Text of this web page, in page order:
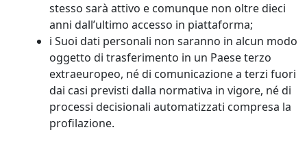
stesso sarà attivo e comunque non oltre dieci
anni dall’ultimo accesso in piattaforma;
i Suoi dati personali non saranno in alcun modo
oggetto di trasferimento in un Paese terzo
extraeuropeo, né di comunicazione a terzi fuori
dai casi previsti dalla normativa in vigore, né di
processi decisionali automatizzati compresa la
profilazione.